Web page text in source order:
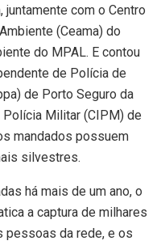
juntamente com o Centro
(Ceama) do
do MPAL. E contou
de Polícia de
de Porto Seguro da
Polícia Militar (CIPM) de
mandados possuem
silvestres.
há mais de um ano, o
a captura de milhares
pessoas da rede, e os